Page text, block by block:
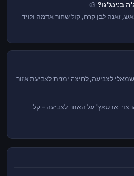
🎨
זאנה לבן קרח, קול שחור אדמה ולויד
לצביעה, לחיצה ימנית לצביעת אזור
ואז טאץ' על האזור לצביעה - קל